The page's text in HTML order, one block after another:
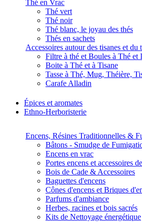
Thé en Vrac
Thé vert
Thé noir
Thé blanc, le joyau des thés
Thés en sachets
Accessoires autour des tisanes et du
Filtre à thé et Boules à Thé et
Boite à Thé et à Tisane
Tasse à Thé, Mug, Théière,
Carafe Alladin
Épices et aromates
Ethno-Herboristerie
Encens, Résines Traditionnelles &
Bâtons - Smudge de
Encens en vrac
Portes encens et accessoires
Bois de Cade & Accessoires
Baguettes d'encens
Cônes d'encens et Briques
Parfums d'ambiance
Herbes, racines et bois sacrés
Kits de Nettoyage énergétique